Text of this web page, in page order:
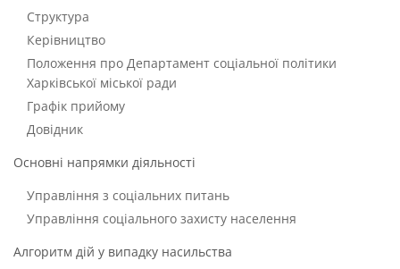
Структура
Керівництво
Положення про Департамент соціальної політики
Харківської міської ради
Графік прийому
Довідник
Основні напрямки діяльності
Управління з соціальних питань
Управління соціального захисту населення
Алгоритм дій у випадку насильства